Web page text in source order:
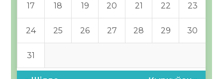
17 18 19 20 21 22 23
24 25 26 27 28 29 30
31